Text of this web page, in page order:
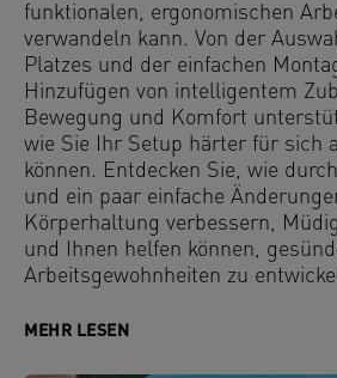
funktionalen, ergonomischen
verwandeln kann. Von der
Platzes und der einfachen
Hinzufügen von intelligentem
Bewegung und Komfort
wie Sie Ihr Setup härter für sich
können. Entdecken Sie, wie
und ein paar einfache
Körperhaltung verbessern,
und Ihnen helfen können,
Arbeitsgewohnheiten zu
MEHR LESEN